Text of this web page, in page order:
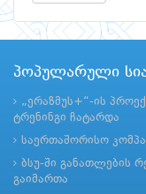
პოპულარული
„ერაზმუს+“-ის
ტრენინგი ჩატარდა
საერთაშორისო
ბსუ-ში განათლების
გაიმართა